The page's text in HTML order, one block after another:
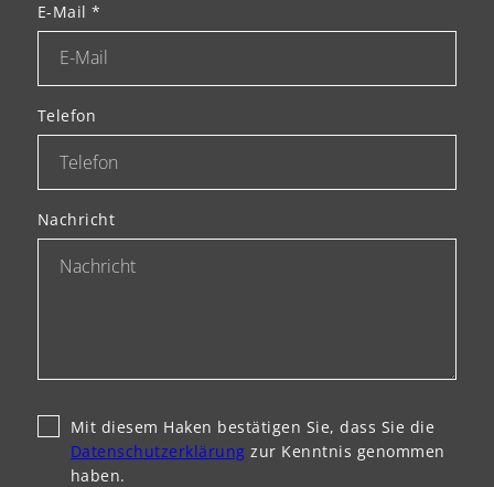
E-Mail*
Telefon
Nachricht
Mit diesem Haken bestätigen Sie, dass Sie die
Datenschutzerklärung zur Kenntnis genommen
haben.